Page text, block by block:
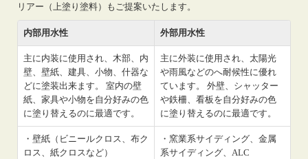
リアー（上塗り塗料）もご提案いたします。
内部用水性 外部用水性
主に内装に使用され、木部、内
壁、壁紙、建具、小物、什器な
どに塗装出来ます。 室内の壁
紙、家具や小物を自分好みの色
に塗り替えるのに最適です。
主に外装に使用され、太陽光
や雨風などのへ耐候性に優れ
ています。 外壁、シャッター
や鉄柵、看板を自分好みの色
に塗り替えるのに最適です。
・壁紙（ビニールクロス、布ク
ロス、紙クロスなど）
・窯業系サイディング、金属
系サイディング、ALC